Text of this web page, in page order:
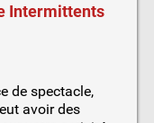
Intermittents
de spectacle,
avoir des